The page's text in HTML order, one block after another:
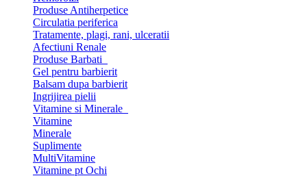
Produse Antiherpetice
Circulatia periferica
Tratamente, plagi, rani, ulceratii
Afectiuni Renale
Produse Barbati
Gel pentru barbierit
Balsam dupa barbierit
Ingrijirea pielii
Vitamine si Minerale
Vitamine
Minerale
Suplimente
MultiVitamine
Vitamine pt Ochi